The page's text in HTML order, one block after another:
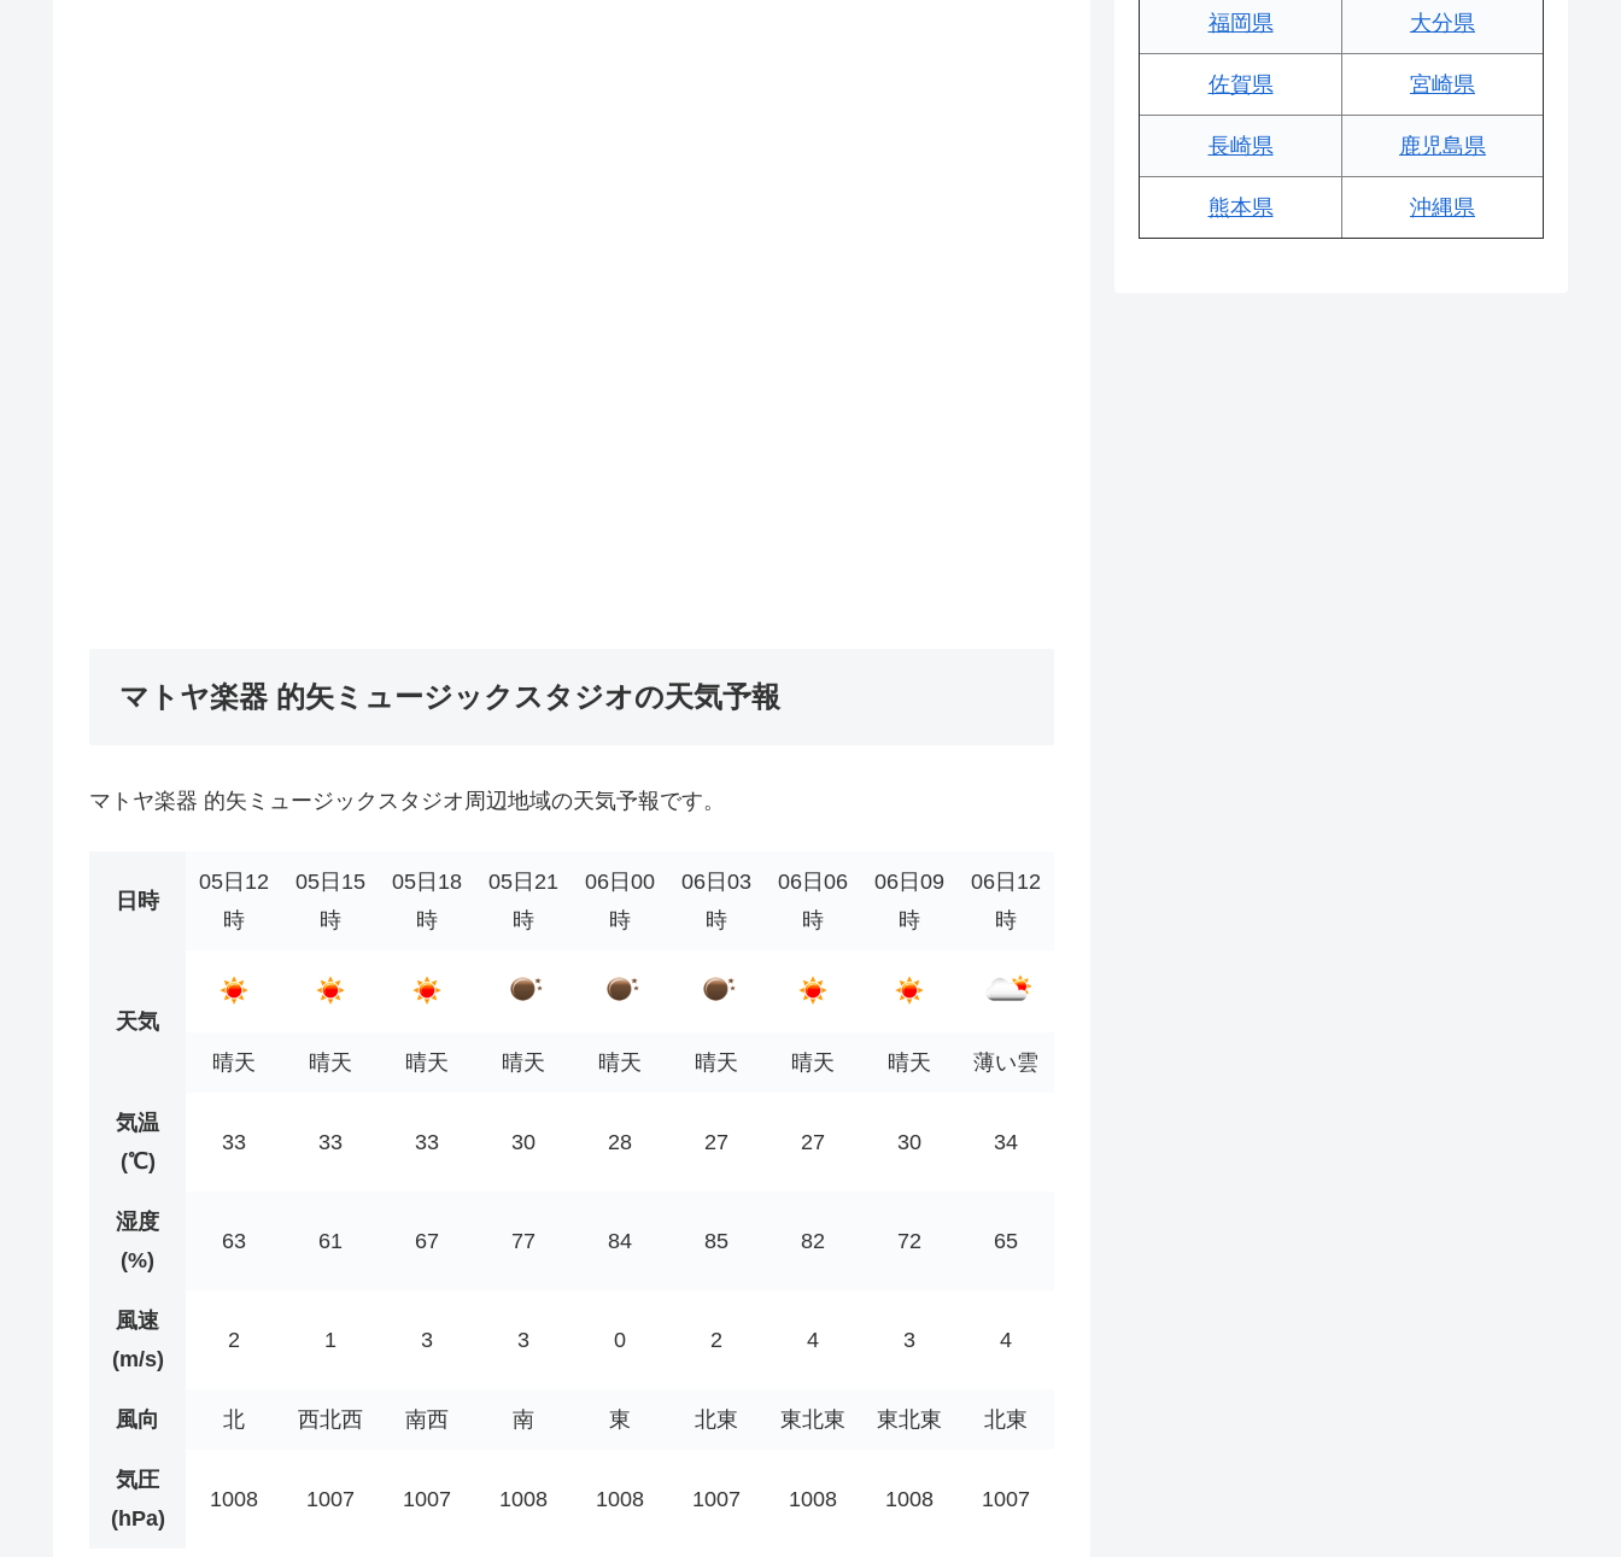
マトヤ楽器 的矢ミュージックスタジオの天気予報
マトヤ楽器 的矢ミュージックスタジオ周辺地域の天気予報です。
日時
05日12
時
05日15
時
05日18
時
05日21
時
06日00
時
06日03
時
06日06
時
06日09
時
06日12
時
天気
晴天
晴天 晴天 晴天 晴天 晴天 晴天 晴天 薄い雲
気温
(℃)
33 33 33 30 28 27 27 30 34
湿度
(%)
63 61 67 77 84 85 82 72 65
風速
(m/s)
2 1 3 3 0 2 4 3 4
風向 北 西北西 南西 南 東 北東 東北東 東北東 北東
気圧
(hPa)
1008 1007 1007 1008 1008 1007 1008 1008 1007
福岡県 大分県
佐賀県 宮崎県
長崎県 鹿児島県
熊本県 沖縄県